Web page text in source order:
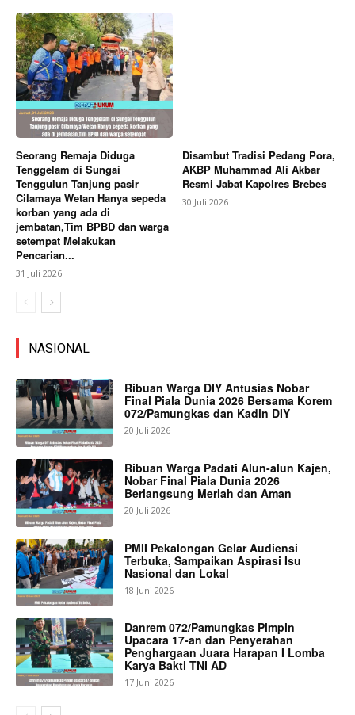
Seorang Remaja Diduga
Tenggelam di Sungai
Tenggulun Tanjung pasir
Cilamaya Wetan Hanya sepeda
korban yang ada di
jembatan,Tim BPBD dan warga
setempat Melakukan
Pencarian...
31 Juli 2026
Disambut Tradisi Pedang Pora,
AKBP Muhammad Ali Akbar
Resmi Jabat Kapolres Brebes
30 Juli 2026
NASIONAL
Ribuan Warga DIY Antusias Nobar
Final Piala Dunia 2026 Bersama Korem
072/Pamungkas dan Kadin DIY
20 Juli 2026
Ribuan Warga Padati Alun-alun Kajen,
Nobar Final Piala Dunia 2026
Berlangsung Meriah dan Aman
20 Juli 2026
PMII Pekalongan Gelar Audiensi
Terbuka, Sampaikan Aspirasi Isu
Nasional dan Lokal
18 Juni 2026
Danrem 072/Pamungkas Pimpin
Upacara 17-an dan Penyerahan
Penghargaan Juara Harapan I Lomba
Karya Bakti TNI AD
17 Juni 2026